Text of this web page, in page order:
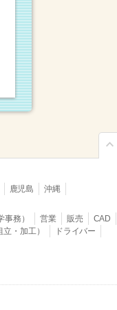
鹿児島 沖縄
務） 営業 販売
CAD
・加工） ドライバー